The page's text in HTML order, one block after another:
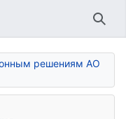
решениям АО